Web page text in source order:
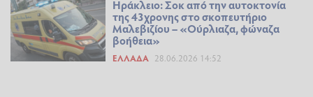
Ηράκλειο: Σοκ από την αυτοκτονία
της 43χρονης στο σκοπευτήριο
Μαλεβιζίου – «Oύρλιαζα, φώναζα
βοήθεια»
ΕΛΛΆΔΑ 28.06.2026 14:52